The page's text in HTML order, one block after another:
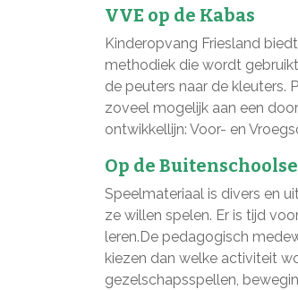
VVE op de Kabas
Kinderopvang Friesland
methodiek die wordt
de peuters naar de kleuters.
zoveel mogelijk aan een
ontwikkellijn: Voor- en
Op de
Speelmateriaal is divers en
ze willen spelen. Er is tijd
leren.De pedagogisch
kiezen dan welke activiteit
gezelschapsspellen,